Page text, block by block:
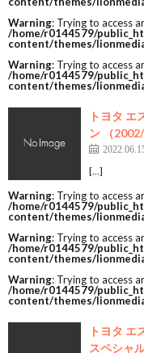
Warning: Trying to access
/home/r0144579/
content/themes/
Warning: Trying to access
/home/r0144579/
content/themes/
トヨタ
ン （
[…]
Warning: Trying to access
/home/r0144579/
content/themes/
Warning: Trying to access
/home/r0144579/
content/themes/
Warning: Trying to access
/home/r0144579/
content/themes/
トヨタ
スペシャ